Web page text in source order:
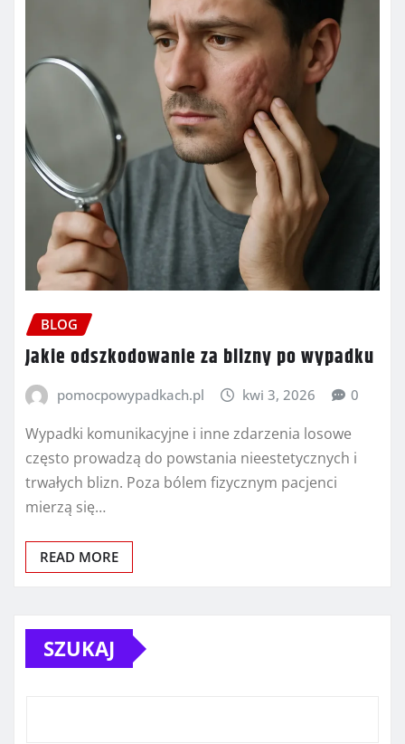
BLOG
Jakie odszkodowanie za blizny po wypadku
pomocpowypadkach.pl kwi 3, 2026 0
Wypadki komunikacyjne i inne zdarzenia losowe
często prowadzą do powstania nieestetycznych i
trwałych blizn. Poza bólem fizycznym pacjenci
mierzą się…
READ MORE
SZUKAJ